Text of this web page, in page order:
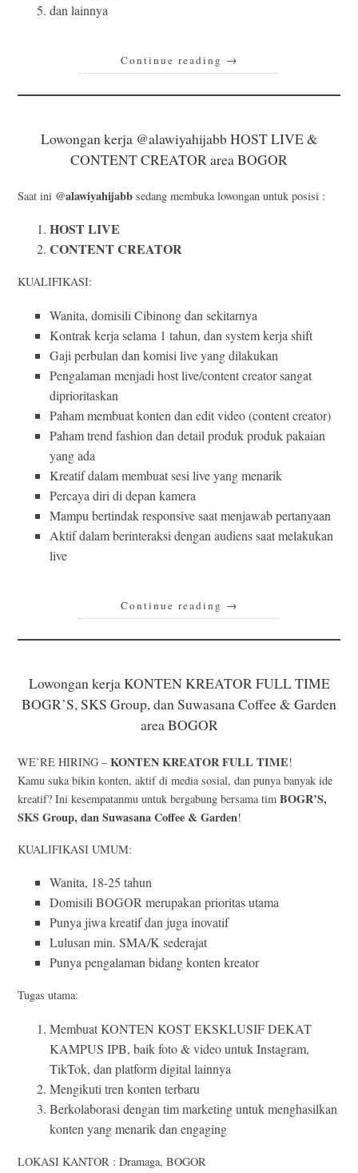
dan lainnya
Continue reading →
Lowongan kerja @alawiyahijabb HOST LIVE &
CONTENT CREATOR area BOGOR
Saat ini @alawiyahijabb sedang membuka lowongan untuk posisi :
HOST LIVE
CONTENT CREATOR
KUALIFIKASI:
Wanita, domisili Cibinong dan sekitarnya
Kontrak kerja selama 1 tahun, dan system kerja shift
Gaji perbulan dan komisi live yang dilakukan
Pengalaman menjadi host live/content creator sangat
diprioritaskan
Paham membuat konten dan edit video (content creator)
Paham trend fashion dan detail produk produk pakaian
yang ada
Kreatif dalam membuat sesi live yang menarik
Percaya diri di depan kamera
Mampu bertindak responsive saat menjawab pertanyaan
Aktif dalam berinteraksi dengan audiens saat melakukan
live
Continue reading →
Lowongan kerja KONTEN KREATOR FULL TIME
BOGR’S, SKS Group, dan Suwasana Coffee & Garden
area BOGOR
WE’RE HIRING –KONTEN KREATOR FULL TIME!
Kamu suka bikin konten, aktif di media sosial, dan punya banyak ide
kreatif? Ini kesempatanmu untuk bergabung bersama timBOGR’S,
SKS Group, dan Suwasana Coffee & Garden!
KUALIFIKASI UMUM:
Wanita, 18-25 tahun
Domisili BOGOR merupakan prioritas utama
Punya jiwa kreatif dan juga inovatif
Lulusan min. SMA/K sederajat
Punya pengalaman bidang konten kreator
Tugas utama:
Membuat KONTEN KOST EKSKLUSIF DEKAT
KAMPUS IPB, baik foto & video untuk Instagram,
TikTok, dan platform digital lainnya
Mengikuti tren konten terbaru
Berkolaborasi dengan tim marketing untuk menghasilkan
konten yang menarik dan engaging
LOKASI KANTOR : Dramaga, BOGOR